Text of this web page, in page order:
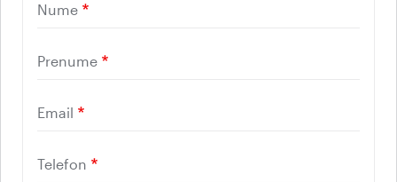
Email
Telefon
Nume
Prenume
Email
Telefon